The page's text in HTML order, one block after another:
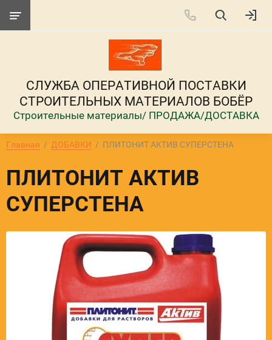
СЛУЖБА ОПЕРАТИВНОЙ ПОСТАВКИ
СТРОИТЕЛЬНЫХ МАТЕРИАЛОВ БОБЁР
Строительные материалы/ ПРОДАЖА/ДОСТАВКА
Главная
  /
ДОБАВКИ
  /  ПЛИТОНИТ АКТИВ СУПЕРСТЕНА
ПЛИТОНИТ АКТИВ
СУПЕРСТЕНА